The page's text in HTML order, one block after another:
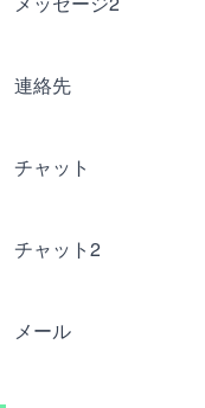
連絡先
チャット
チャット2
メール